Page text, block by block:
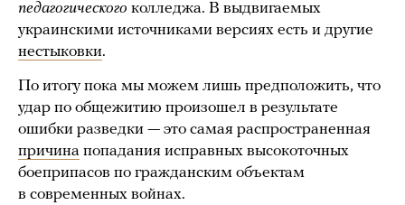
педагогического колледжа. В выдвигаемых
украинскими источниками версиях есть и другие
нестыковки.
По итогу пока мы можем лишь предположить, что
удар по общежитию произошел в результате
ошибки разведки — это самая распространенная
причина попадания исправных высокоточных
боеприпасов по гражданским объектам
в современных войнах.